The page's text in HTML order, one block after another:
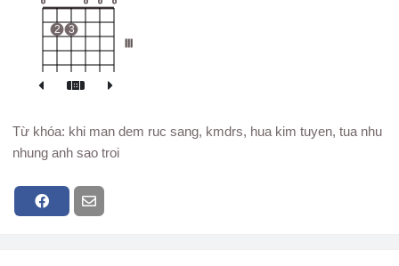
2 3
Từ khóa: khi man dem ruc sang, kmdrs, hua kim tuyen, tua nhu
nhung anh sao troi